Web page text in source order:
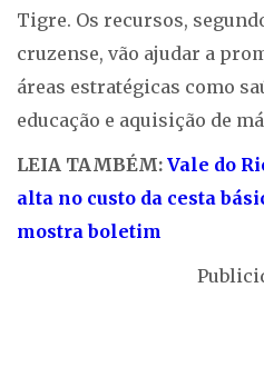
Tigre. Os recursos,
cruzense, vão ajudar a
áreas estratégicas como
educação e aquisição de
LEIA TAMBÉM: Vale do
alta no custo da cesta
mostra boletim